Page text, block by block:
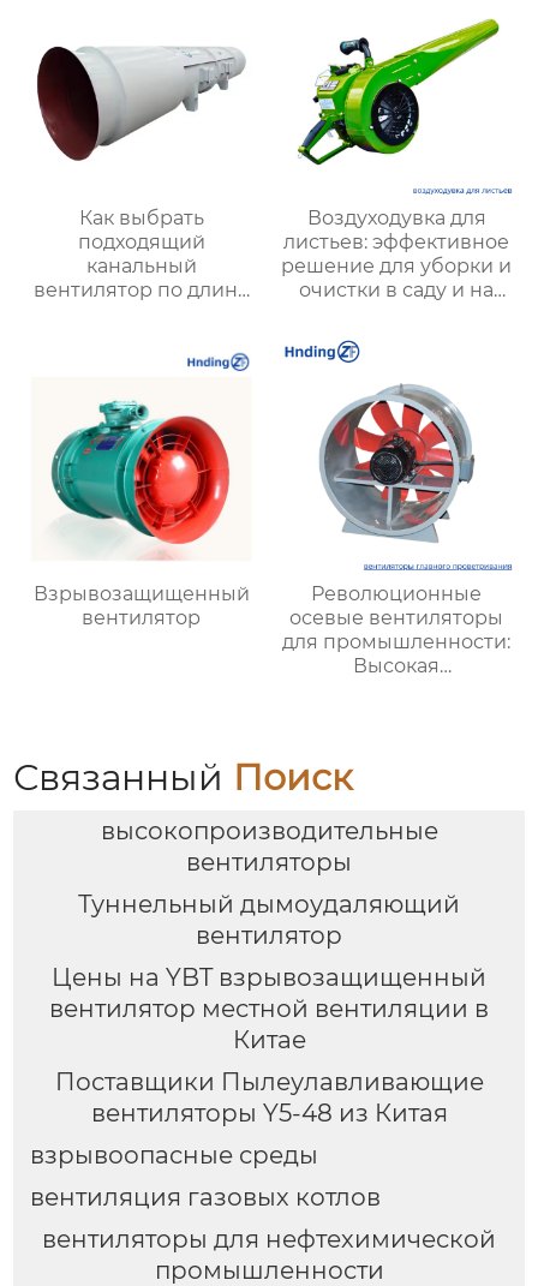
Как выбрать
подходящий
канальный
вентилятор по длине
классом изоляции H
Воздуходувка для
листьев: эффективное
решение для уборки и
очистки в саду и на
Взрывозащищенный
вентилятор
Революционные
осевые вентиляторы
для промышленности:
Высокая
Связанный Поиск
высокопроизводительные
вентиляторы
Туннельный дымоудаляющий
вентилятор
Цены на YBT взрывозащищенный
вентилятор местной вентиляции в
Китае
Поставщики Пылеулавливающие
вентиляторы Y5-48 из Китая
взрывоопасные среды
вентиляция газовых котлов
вентиляторы для нефтехимической
промышленности